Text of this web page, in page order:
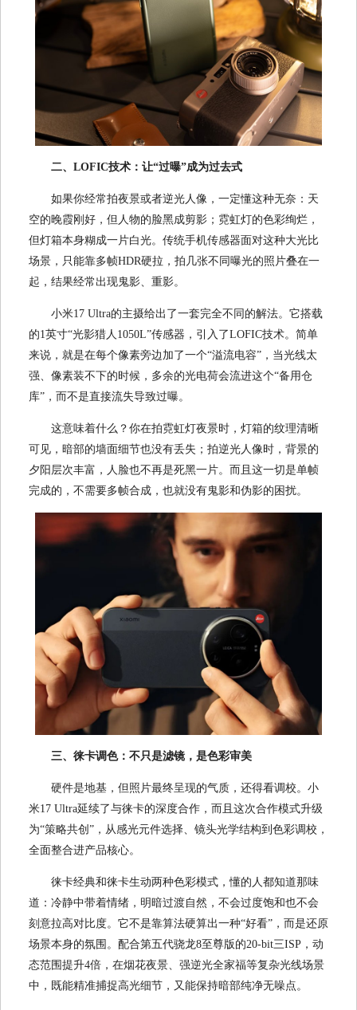
二、LOFIC技术：让“过曝”成为过去式
如果你经常拍夜景或者逆光人像，一定懂这种无奈：天
空的晚霞刚好，但人物的脸黑成剪影；霓虹灯的色彩绚烂，
但灯箱本身糊成一片白光。传统手机传感器面对这种大光比
场景，只能靠多帧HDR硬拉，拍几张不同曝光的照片叠在一
起，结果经常出现鬼影、重影。
小米17 Ultra的主摄给出了一套完全不同的解法。它搭载
的1英寸“光影猎人1050L”传感器，引入了LOFIC技术。简单
来说，就是在每个像素旁边加了一个“溢流电容”，当光线太
强、像素装不下的时候，多余的光电荷会流进这个“备用仓
库”，而不是直接流失导致过曝。
这意味着什么？你在拍霓虹灯夜景时，灯箱的纹理清晰
可见，暗部的墙面细节也没有丢失；拍逆光人像时，背景的
夕阳层次丰富，人脸也不再是死黑一片。而且这一切是单帧
完成的，不需要多帧合成，也就没有鬼影和伪影的困扰。
三、徕卡调色：不只是滤镜，是色彩审美
硬件是地基，但照片最终呈现的气质，还得看调校。小
米17 Ultra延续了与徕卡的深度合作，而且这次合作模式升级
为“策略共创”，从感光元件选择、镜头光学结构到色彩调校，
全面整合进产品核心。
徕卡经典和徕卡生动两种色彩模式，懂的人都知道那味
道：冷静中带着情绪，明暗过渡自然，不会过度饱和也不会
刻意拉高对比度。它不是靠算法硬算出一种“好看”，而是还原
场景本身的氛围。配合第五代骁龙8至尊版的20-bit三ISP，动
态范围提升4倍，在烟花夜景、强逆光全家福等复杂光线场景
中，既能精准捕捉高光细节，又能保持暗部纯净无噪点。